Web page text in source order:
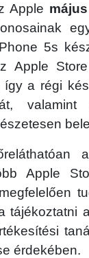
Apple
5s
Apple
így a régi
Apple
tájékoztatni
érdekében.